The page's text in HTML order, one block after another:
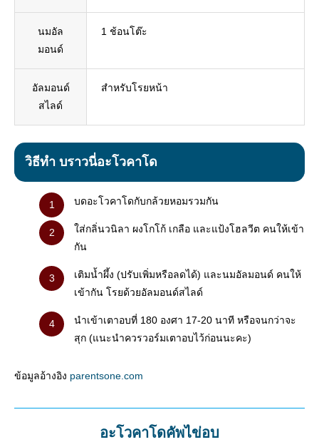
นมอัล
มอนด์
1 ช้อนโต๊ะ
อัลมอนด์
สไลด์
สำหรับโรยหน้า
วิธีทำ บราวนี่อะโวคาโด
บดอะโวคาโดกับกล้วยหอมรวมกัน
ใส่กลิ่นวนิลา ผงโกโก้ เกลือ และแป้งโฮลวีต คนให้เข้า
กัน
เติมน้ำผึ้ง (ปรับเพิ่มหรือลดได้) และนมอัลมอนด์ คนให้
เข้ากัน โรยด้วยอัลมอนด์สไลด์
นำเข้าเตาอบที่ 180 องศา 17-20 นาที หรือจนกว่าจะ
สุก (แนะนำควรวอร์มเตาอบไว้ก่อนนะคะ)
ข้อมูลอ้างอิง parentsone.com
อะโวคาโดคัพไข่อบ